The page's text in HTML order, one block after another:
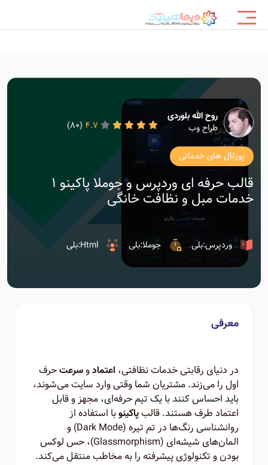
روح الله بلوردی
طراح وب
4.7
(80)
پورتال های خدماتی
قالب حرفه ای وردپرس و جوملا پاکینو ۱
خدمات مبل و نظافت خانگی
وردپرس:بلی جوملا:بلی Html:بلی
معرفی
در دنیای رقابتی خدمات نظافتی، اعتمادوسرعتحرف
اول را می‌زند. مشتریان شما وقتی وارد سایت می‌شوند،
باید احساس کنند با یک تیم حرفه‌ای، مجهز و قابل
اعتماد طرف هستند. قالبپاکینوبا استفاده از
روانشناسی رنگ‌ها در تم تیره (Dark Mode) و
المان‌های شیشه‌ای (Glassmorphism)، حس لوکس
بودن و تکنولوژی پیشرفته را به مخاطب منتقل می‌کند.